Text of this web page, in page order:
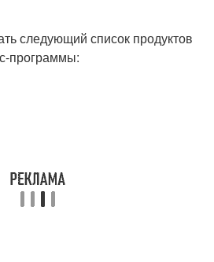
следующий список продуктов
программы: